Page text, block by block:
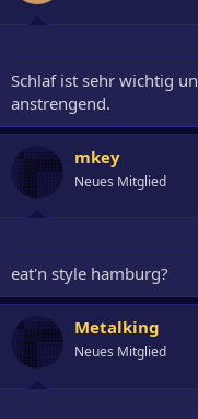
Schlaf ist sehr wichtig
anstrengend.
mkey
Neues Mitglied
eat'n style hamburg?
Metalking
Neues Mitglied